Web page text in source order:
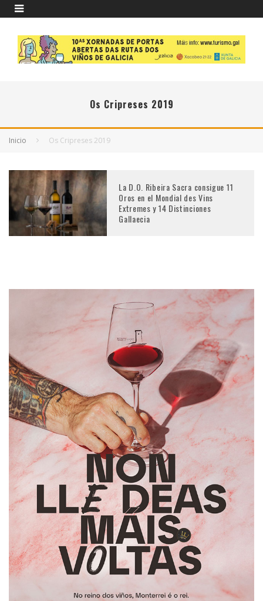
Os Cripreses 2019
Inicio Os Cripreses 2019
La D.O. Ribeira Sacra consigue 11
Oros en el Mondial des Vins
Extremes y 14 Distinciones
Gallaecia